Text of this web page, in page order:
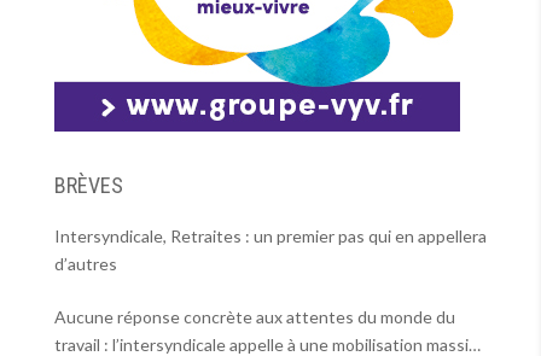
BRÈVES
Intersyndicale, Retraites : un premier pas qui en appellera
d’autres
Aucune réponse concrète aux attentes du monde du
travail : l’intersyndicale appelle à une mobilisation massive